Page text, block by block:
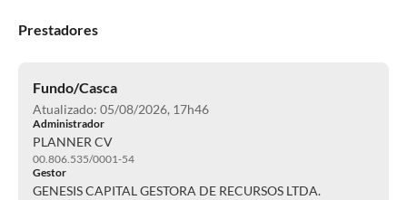
Prestadores
Fundo/Casca
Atualizado: 05/08/2026, 17h46
Administrador
PLANNER CV
00.806.535/0001-54
Gestor
GENESIS CAPITAL GESTORA DE RECURSOS LTDA.